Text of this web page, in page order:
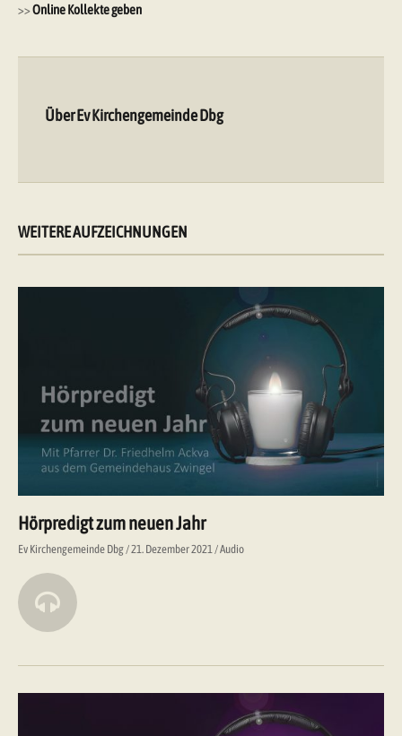
>>Online Kollekte geben
Über Ev Kirchengemeinde Dbg
WEITERE AUFZEICHNUNGEN
Hörpredigt zum neuen Jahr
Ev Kirchengemeinde Dbg 21. Dezember 2021 Audio